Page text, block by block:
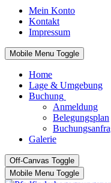
Mein Konto
Kontakt
Impressum
Mobile Menu Toggle
Home
Lage & Umgebung
Buchung
Anmeldung
Belegungsplan
Galerie
Off-Canvas Toggle
Mobile Menu Toggle